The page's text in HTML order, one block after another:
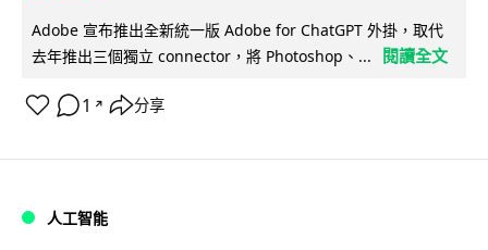
Adobe 宣布推出全新統一版 Adobe for ChatGPT 外掛，取代
去年推出三個獨立 connector，將 Photoshop、...
閱讀全文
1 ↗ 分享
人工智能